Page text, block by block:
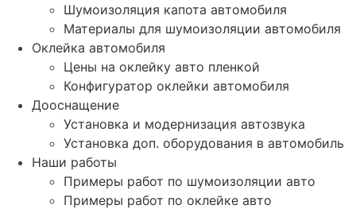
Шумоизоляция капота автомобиля
Материалы для шумоизоляции автомобиля
Оклейка автомобиля
Цены на оклейку авто пленкой
Конфигуратор оклейки автомобиля
Дооснащение
Установка и модернизация автозвука
Установка доп. оборудования в автомобиль
Наши работы
Примеры работ по шумоизоляции авто
Примеры работ по оклейке авто